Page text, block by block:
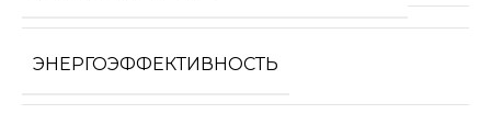
ЭНЕРГОЭФФЕКТИВНОСТЬ